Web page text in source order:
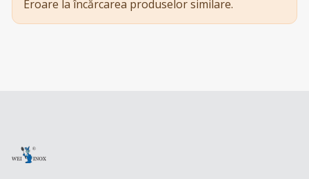
Eroare la încărcarea produselor similare.